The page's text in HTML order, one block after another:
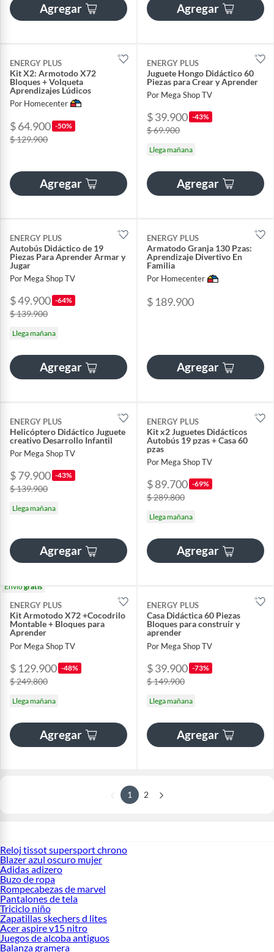
Agregar Agregar
ENERGY PLUS
Kit X2: Armotodo X72
Bloques + Volqueta
Aprendizajes Lúdicos
Por Homecenter
$ 64.900 -50%
$ 129.900
Agregar
ENERGY PLUS
Juguete Hongo Didáctico 60
Piezas para Crear y Aprender
Por Mega Shop TV
$ 39.900 -43%
$ 69.900
Llega mañana
Agregar
ENERGY PLUS
Autobús Didáctico de 19
Piezas Para Aprender Armar y
Jugar
Por Mega Shop TV
$ 49.900 -64%
$ 139.900
Llega mañana
Agregar
ENERGY PLUS
Armatodo Granja 130 Pzas:
Aprendizaje Divertivo En
Familia
Por Homecenter
$ 189.900
Agregar
ENERGY PLUS
Helicóptero Didáctico Juguete
creativo Desarrollo Infantil
Por Mega Shop TV
$ 79.900 -43%
$ 139.900
Llega mañana
Agregar
ENERGY PLUS
Kit x2 Juguetes Didácticos
Autobús 19 pzas + Casa 60
pzas
Por Mega Shop TV
$ 89.700 -69%
$ 289.800
Llega mañana
Agregar
Envíogratis
ENERGY PLUS
Kit Armotodo X72 +Cocodrilo
Montable + Bloques para
Aprender
Por Mega Shop TV
$ 129.900 -48%
$ 249.800
Llega mañana
Agregar
ENERGY PLUS
Casa Didáctica 60 Piezas
Bloques para construir y
aprender
Por Mega Shop TV
$ 39.900 -73%
$ 149.900
Llega mañana
Agregar
1 2
Reloj tissot supersport chrono
Blazer azul oscuro mujer
Adidas adizero
Buzo de ropa
Rompecabezas de marvel
Pantalones de tela
Triciclo niño
Zapatillas skechers d lites
Acer aspire v15 nitro
Juegos de alcoba antiguos
Balanza gramera